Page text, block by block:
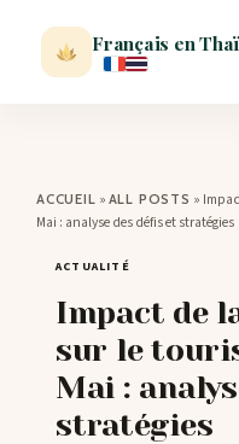
Français en
VISITER
MÉTÉO
ACCUEIL » ALL POSTS »
Mai : analyse des défis et stratégies
ACTUALITÉ
Impact de
sur le
Mai :
stratégies